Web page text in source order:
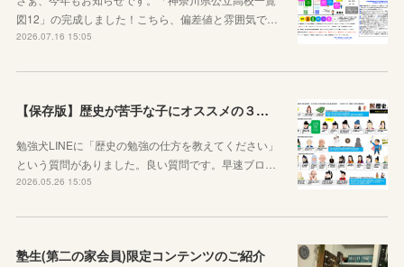
図12」の完成しました！こちら、偏差値と雰囲気で…
2026.07.16 15:05
【保存版】歴史が苦手な子にオススメの３つの勉強法！オリジナルプリントもご紹介！
勉強犬LINEに「歴史の勉強の仕方を教えてください」
という質問がありました。良い質問です。早速ブロ…
2026.05.26 15:05
塾生(第二の家会員)限定コンテンツのご紹介